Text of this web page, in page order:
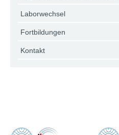
Laborwechsel
Fortbildungen
Kontakt